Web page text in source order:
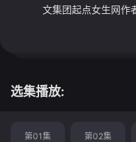
文集团起点女生网作
选集播放:
第01集 第02集